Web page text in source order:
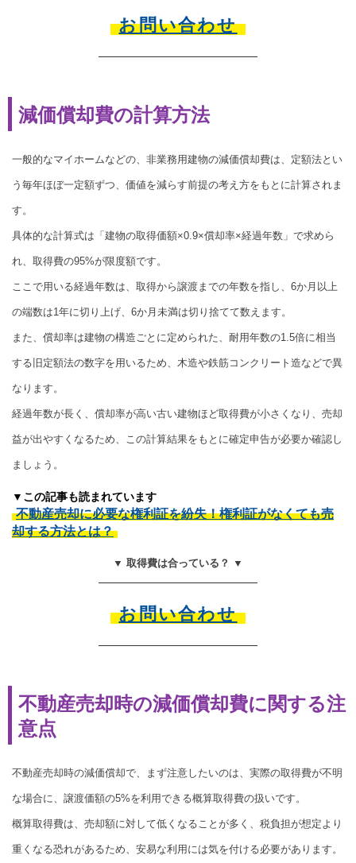
お問い合わせ
減価償却費の計算方法
一般的なマイホームなどの、非業務用建物の減価償却費は、定額法とい
う毎年ほぼ一定額ずつ、価値を減らす前提の考え方をもとに計算されま
す。
具体的な計算式は「建物の取得価額×0.9×償却率×経過年数」で求めら
れ、取得費の95%が限度額です。
ここで用いる経過年数は、取得から譲渡までの年数を指し、6か月以上
の端数は1年に切り上げ、6か月未満は切り捨てて数えます。
また、償却率は建物の構造ごとに定められた、耐用年数の1.5倍に相当
する旧定額法の数字を用いるため、木造や鉄筋コンクリート造などで異
なります。
経過年数が長く、償却率が高い古い建物ほど取得費が小さくなり、売却
益が出やすくなるため、この計算結果をもとに確定申告が必要か確認し
ましょう。
▼この記事も読まれています
不動産売却に必要な権利証を紛失！権利証がなくても売
却する方法とは？
▼ 取得費は合っている？ ▼
お問い合わせ
不動産売却時の減価償却費に関する注
意点
不動産売却時の減価償却で、まず注意したいのは、実際の取得費が不明
な場合に、譲渡価額の5%を利用できる概算取得費の扱いです。
概算取得費は、売却額に対して低くなることが多く、税負担が想定より
重くなる恐れがあるため、安易な利用には気を付ける必要があります。